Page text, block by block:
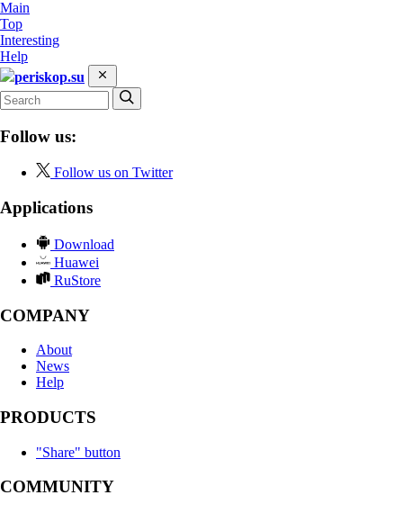
Main
Top
Interesting
Help
periskop.su
Follow us:
Follow us on Twitter
Applications
Download
Huawei
RuStore
COMPANY
About
News
Help
PRODUCTS
"Share" button
COMMUNITY